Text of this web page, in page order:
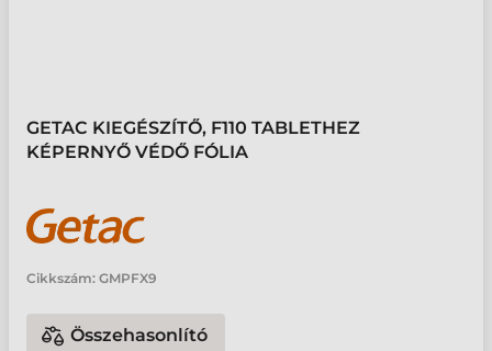
GETAC KIEGÉSZÍTŐ, F110 TABLETHEZ
KÉPERNYŐ VÉDŐ FÓLIA
Cikkszám: GMPFX9
Összehasonlító